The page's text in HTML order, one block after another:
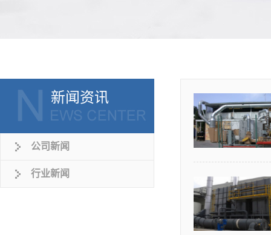
新闻资讯
公司新闻
行业新闻